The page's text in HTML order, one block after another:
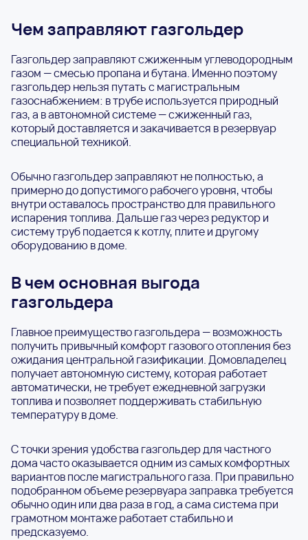
Чем заправляют газгольдер
Газгольдер заправляют сжиженным углеводородным
газом — смесью пропана и бутана. Именно поэтому
газгольдер нельзя путать с магистральным
газоснабжением: в трубе используется природный
газ, а в автономной системе — сжиженный газ,
который доставляется и закачивается в резервуар
специальной техникой.
Обычно газгольдер заправляют не полностью, а
примерно до допустимого рабочего уровня, чтобы
внутри оставалось пространство для правильного
испарения топлива. Дальше газ через редуктор и
систему труб подается к котлу, плите и другому
оборудованию в доме.
В чем основная выгода
газгольдера
Главное преимущество газгольдера — возможность
получить привычный комфорт газового отопления без
ожидания центральной газификации. Домовладелец
получает автономную систему, которая работает
автоматически, не требует ежедневной загрузки
топлива и позволяет поддерживать стабильную
температуру в доме.
С точки зрения удобства газгольдер для частного
дома часто оказывается одним из самых комфортных
вариантов после магистрального газа. При правильно
подобранном объеме резервуара заправка требуется
обычно один или два раза в год, а сама система при
грамотном монтаже работает стабильно и
предсказуемо.